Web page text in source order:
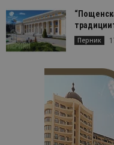
Перник